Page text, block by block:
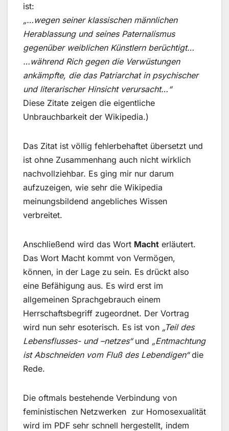
ist:
„…wegen seiner klassischen männlichen
Herablassung und seines Paternalismus
gegenüber weiblichen Künstlern berüchtigt…
…während Rich gegen die Verwüstungen
ankämpfte, die das Patriarchat in psychischer
und literarischer Hinsicht verursacht…“
Diese Zitate zeigen die eigentliche
Unbrauchbarkeit der Wikipedia.)
Das Zitat ist völlig fehlerbehaftet übersetzt und
ist ohne Zusammenhang auch nicht wirklich
nachvollziehbar. Es ging mir nur darum
aufzuzeigen, wie sehr die Wikipedia
meinungsbildend angebliches Wissen
verbreitet.
Anschließend wird das Wort Macht erläutert.
Das Wort Macht kommt von Vermögen,
können, in der Lage zu sein. Es drückt also
eine Befähigung aus. Es wird erst im
allgemeinen Sprachgebrauch einem
Herrschaftsbegriff zugeordnet. Der Vortrag
wird nun sehr esoterisch. Es ist von „Teil des
Lebensflusses- und –netzes“und „Entmachtung
ist Abschneiden vom Fluß des Lebendigen“die
Rede.
Die oftmals bestehende Verbindung von
feministischen Netzwerken zur Homosexualität
wird im PDF sehr schnell hergestellt, indem